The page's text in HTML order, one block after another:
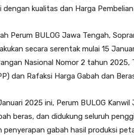
dengan kualitas dan Harga
Perum BULOG Jawa Tengah,
secara serentak mulai 15
Nasional Nomor 2 tahun
dan Rafaksi Harga Gabah dan
2025 ini, Perum BULOG
beras, dan didukung seluruh
penyerapan gabah hasil produksi